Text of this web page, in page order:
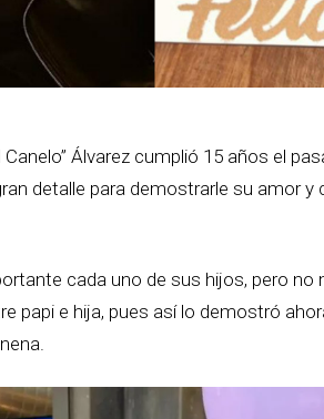
Canelo” Álvarez cumplió 15 años el
detalle para demostrarle su amor y
cada uno de sus hijos, pero no
papi e hija, pues así lo demostró